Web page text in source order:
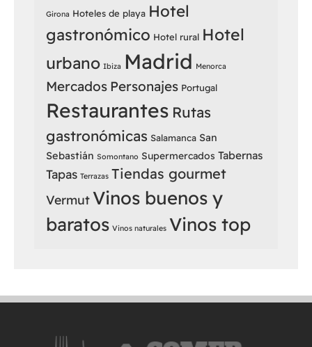
Girona Hoteles de playa Hotel
gastronómico Hotel rural Hotel
urbano Ibiza Madrid Menorca
Mercados Personajes Portugal
Restaurantes Rutas
gastronómicas Salamanca San
Sebastián Somontano Supermercados Tabernas
Tapas Terrazas Tiendas gourmet
VermutVinos buenos y
baratos Vinos naturales Vinos top